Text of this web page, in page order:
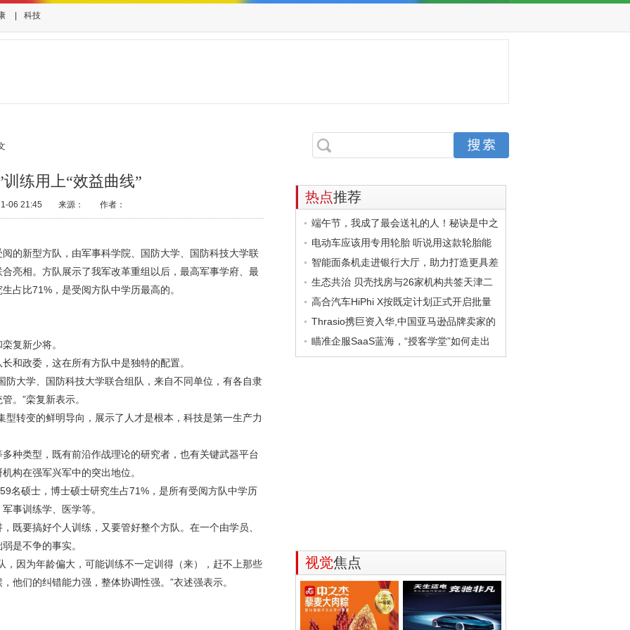
科技
练用上“效益曲线”
06 21:45 来源： 作者：
新型方队，由军事科学院、国防大学、国防科技大学联
亮相。方队展示了我军改革重组以后，最高军事学府、最
占比71%，是受阅方队中学历最高的。
复新少将。
政委，这在所有方队中是独特的配置。
学、国防科技大学联合组队，来自不同单位，有各自隶
。”栾复新表示。
变的鲜明导向，展示了人才是根本，科技是第一生产力
类型，既有前沿作战理论的研究者，也有关键武器平台
构在强军兴军中的突出地位。
硕士，博士硕士研究生占71%，是所有受阅方队中学历
事训练学、医学等。
要搞好个人训练，又要管好整个方队。在一个由学员、
是不争的事实。
为年龄偏大，可能训练不一定训得（来），赶不上那些
他们的纠错能力强，整体协调性强。”衣述强表示。
热点推荐
端午节，我成了最会送礼的人！秘诀是中之
电动车应该用专用轮胎 听说用这款轮胎能
智能面条机走进银行大厅，助力打造更具差
生态共治 贝壳找房与26家机构共签天津二
高合汽车HiPhi X按既定计划正式开启批量
Thrasio携巨资入华,中国亚马逊品牌卖家的
瞄准企服SaaS蓝海，“授客学堂”如何走出
视觉焦点